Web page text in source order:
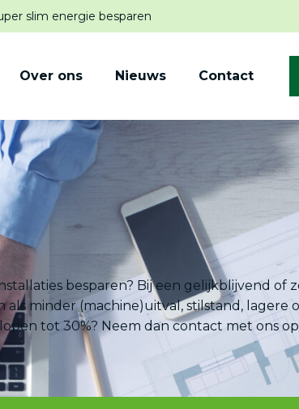
slim energie besparen
Over ons Nieuws Contact
besparen? Bij een gelijkblijvend of
minder (machine)uitval, stilstand, lagere
tot 30%? Neem dan contact met ons